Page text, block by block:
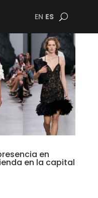
EN ES
en
en la capital